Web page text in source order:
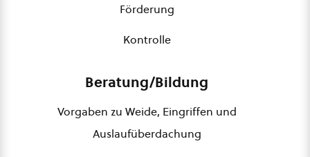
Förderung
Kontrolle
Beratung/Bildung
Vorgaben zu Weide, Eingriffen und
Auslaufüberdachung